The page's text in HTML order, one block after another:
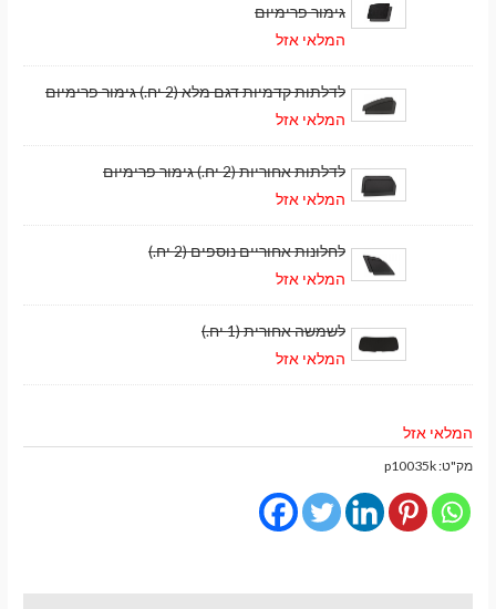
גימור פרימיום
המלאי אזל
לדלתות קדמיות דגם מלא (2 יח.) גימור פרימיום
המלאי אזל
לדלתות אחוריות (2 יח.) גימור פרימיום
המלאי אזל
לחלונות אחוריים נוספים (2 יח.)
המלאי אזל
לשמשה אחורית (1 יח.)
המלאי אזל
המלאי אזל
מק"ט:p10035k